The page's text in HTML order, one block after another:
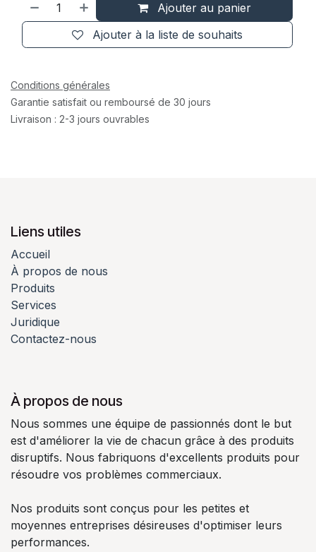
Ajouter au panier
Ajouter à la liste de souhaits
Conditions générales
Garantie satisfait ou remboursé de 30 jours
Livraison : 2-3 jours ouvrables
Liens utiles
Accueil
À propos de nous
Produits
Services
Juridique
Contactez-nous
À propos de nous
Nous sommes une équipe de passionnés dont le but
est d'améliorer la vie de chacun grâce à des produits
disruptifs. Nous fabriquons d'excellents produits pour
résoudre vos problèmes commerciaux.
Nos produits sont conçus pour les petites et
moyennes entreprises désireuses d'optimiser leurs
performances.